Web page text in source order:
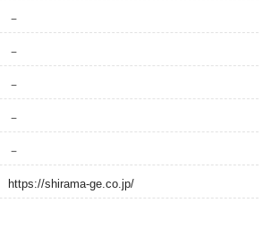
－
－
－
－
－
https://shirama-ge.co.jp/